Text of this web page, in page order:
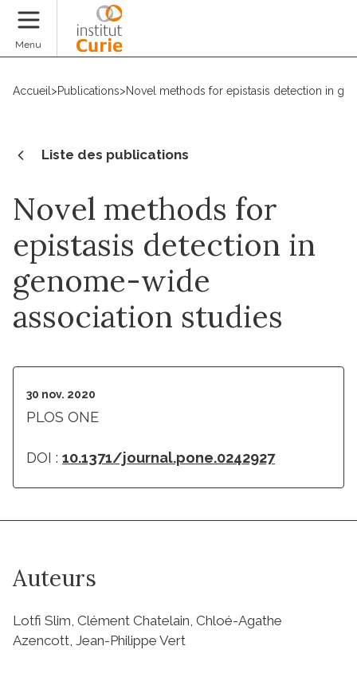
Menu
Accueil >Publications>Novel methods for epistasis detection in
Liste des publications
Novel methods for
epistasis detection in
genome-wide
association studies
30 nov. 2020
PLOS ONE
DOI : 10.1371/journal.pone.0242927
Auteurs
Lotfi Slim, Clément Chatelain, Chloé-Agathe
Azencott, Jean-Philippe Vert